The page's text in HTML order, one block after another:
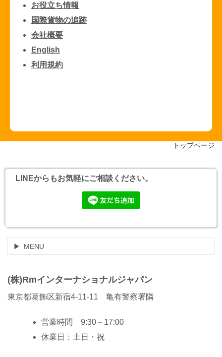
お役立ち情報
国際貨物の追跡
会社概要
English
利用規約
トップページ
LINEからもお気軽にご相談ください。
MENU
(株)Rmインターナショナルジャパン
東京都葛飾区新宿4-11-11 亀有警察署隣
営業時間 9:30～17:00
休業日：土日・祝